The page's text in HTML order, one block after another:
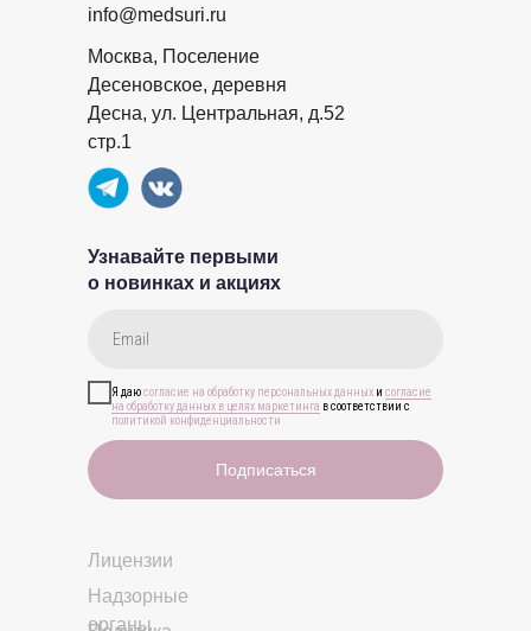
info@medsuri.ru
Москва, Поселение
Десеновское, деревня
Десна, ул. Центральная, д.52
стр.1
Лицензии
Надзорные
органы
Узнавайте первыми
о новинках и акциях
Я даюсогласие на обработку персональных данных и согласие
на обработку данных в целях маркетинга в соответствии с
политикой конфиденциальности
Подписаться